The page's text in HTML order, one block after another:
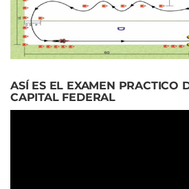
ASÍ ES EL EXAMEN PRACTICO
CAPITAL FEDERAL